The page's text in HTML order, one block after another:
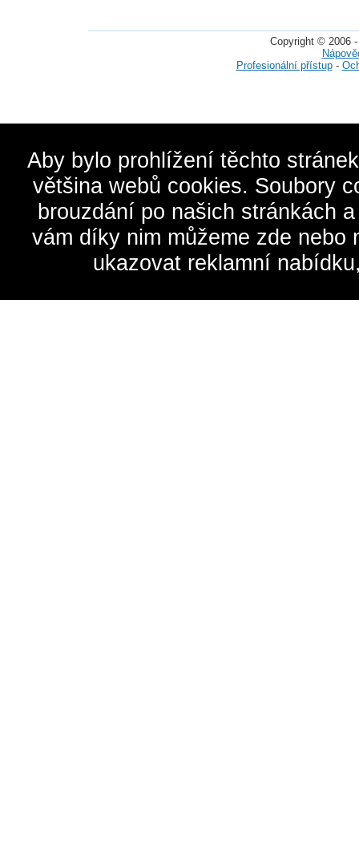
Copyright © 2006
Profesionální přístup-
Aby bylo prohlížení těchto
většina webů cookies. Soubory
brouzdání po našich stránkách
vám díky nim můžeme zde
ukazovat reklamní